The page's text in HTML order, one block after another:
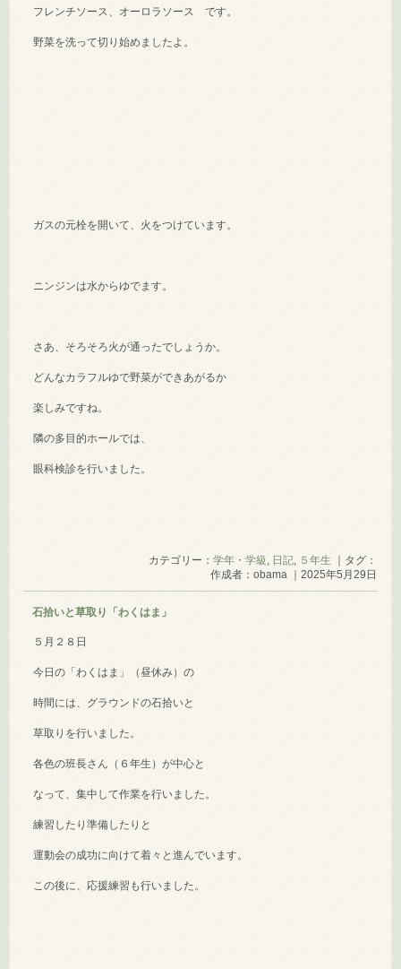
フレンチソース、オーロラソース です。
野菜を洗って切り始めましたよ。
ガスの元栓を開いて、火をつけています。
ニンジンは水からゆでます。
さあ、そろそろ火が通ったでしょうか。
どんなカラフルゆで野菜ができあがるか
楽しみですね。
隣の多目的ホールでは、
眼科検診を行いました。
カテゴリー： 学年・学級 日記, ５年生 ｜タグ：
作成者：obama ｜2025年5月29日
石拾いと草取り「わくはま」
５月２８日
今日の「わくはま」（昼休み）の
時間には、グラウンドの石拾いと
草取りを行いました。
各色の班長さん（６年生）が中心と
なって、集中して作業を行いました。
練習したり準備したりと
運動会の成功に向けて着々と進んでいます。
この後に、応援練習も行いました。